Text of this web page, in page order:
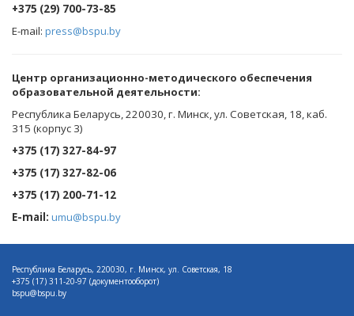
+375 (29) 700-73-85
E-mail: press@bspu.by
Центр организационно-методического обеспечения
образовательной деятельности:
Республика Беларусь, 220030, г. Минск, ул. Советская, 18, каб.
315 (корпус 3)
+375 (17) 327-84-97
+375 (17) 327-82-06
+375 (17) 200-71-12
E-mail: umu@bspu.by
Республика Беларусь, 220030, г. Минск, ул. Советская, 18
+375 (17) 311-20-97 (документооборот)
bspu@bspu.by